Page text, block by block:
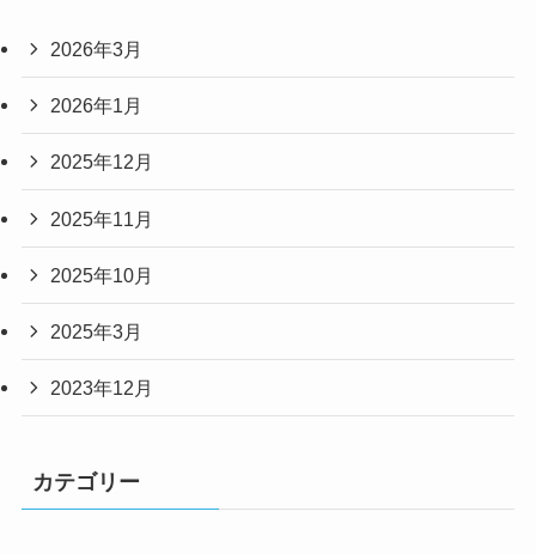
2026年3月
2026年1月
2025年12月
2025年11月
2025年10月
2025年3月
2023年12月
カテゴリー